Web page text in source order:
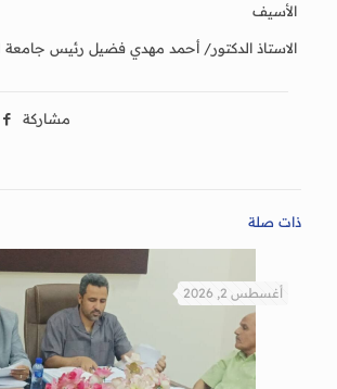
الأسيف
الاستاذ الدكتور/ أحمد مهدي فضيل رئيس
مشاركة
ذات صلة
أغسطس 2, 2026